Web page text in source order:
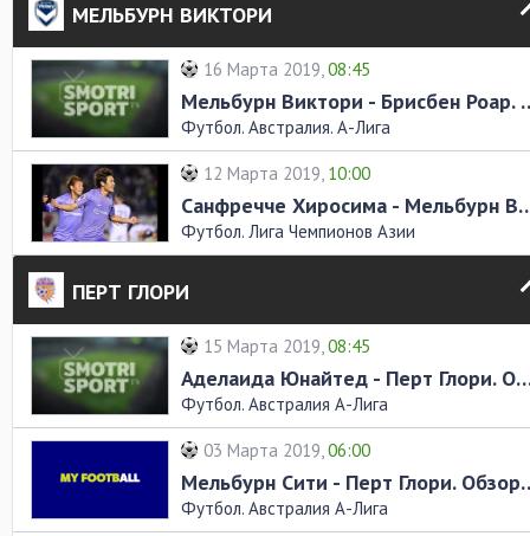
МЕЛЬБУРН ВИКТОРИ
16 Марта 2019,08:45
Мельбурн
Футбол. Австралия. А-Лига
12 Марта 2019, 10:00
Санфречче Хиросима -
Футбол. Лига Чемпионов Азии
ПЕРТ ГЛОРИ
15 Марта 2019,08:45
Аделаида Юнайтед - Перт
Футбол. Австралия А-Лига
03 Марта 2019,06:00
Мельбурн
Футбол. Австралия А-Лига